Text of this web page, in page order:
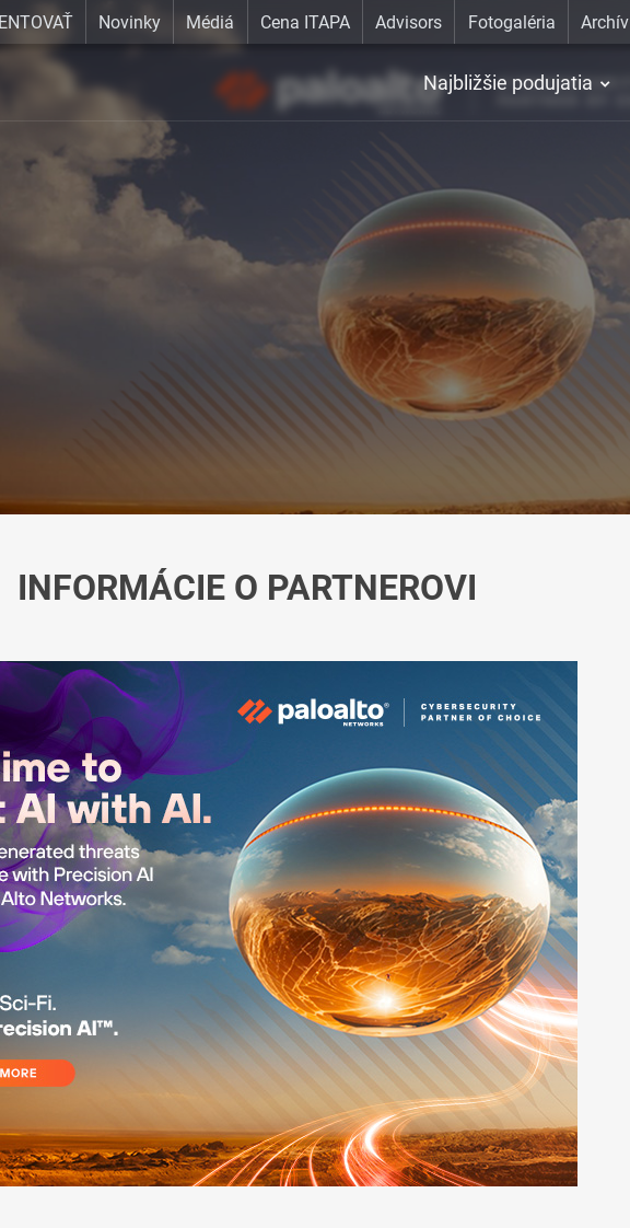
Novinky Médiá Cena ITAPA Advisors Fotogaléria Archív
Najbližšie podujatia
INFORMÁCIE O PARTNEROVI